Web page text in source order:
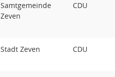
Samtgemeinde
Zeven
CDU
Stadt Zeven CDU